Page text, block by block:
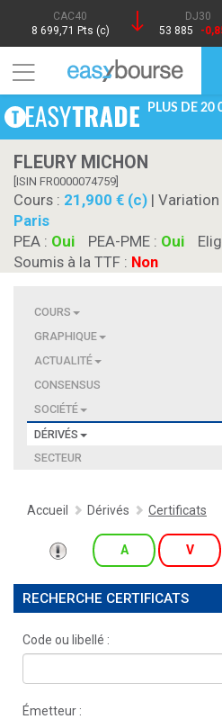
CAC40
8 699,71 Pts (c)
DJ30
53 885
-
PLUS DE 20
FLEURY MICHON
[ISIN FR0000074759]
Cours : 21,900 € (c) | Variation
Paris
PEA : Oui PEA-PME : Oui
Soumis à la TTF : Non
COURS
GRAPHIQUE
ACTUALITÉ
CONSENSUS
SOCIÉTÉ
DÉRIVÉS
SECTEUR
Accueil Dérivés Certificats
A V
RECHERCHE CERTIFICATS
Code ou libellé :
Émetteur :